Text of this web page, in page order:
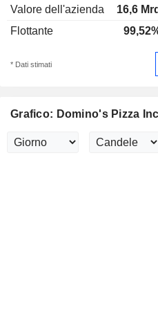
Valore dell'azienda
16,6 Mrd
Flottante
* Dati stimati
Grafico: Domino's Pizza